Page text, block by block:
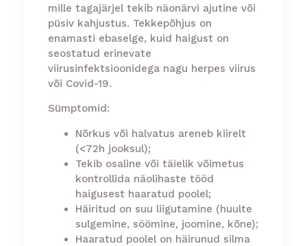
mille tagajärjel tekib näonärvi ajutine või
püsiv kahjustus. Tekkepõhjus on
enamasti ebaselge, kuid haigust on
seostatud erinevate
viirusinfektsioonidega nagu herpes viirus
või Covid-19.
Sümptomid:
Nõrkus või halvatus areneb kiirelt
(<72h jooksul);
Tekib osaline või täielik võimetus
kontrollida näolihaste tööd
haigusest haaratud poolel;
Häiritud on suu liigutamine (huulte
sulgemine, söömine, joomine, kõne);
Haaratud poolel on häirunud silma